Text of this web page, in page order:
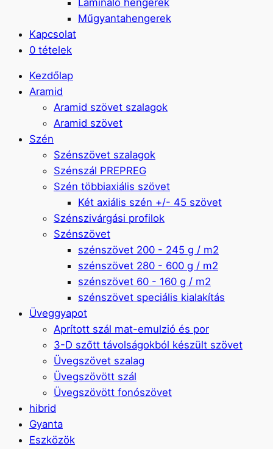
Műgyantahengerek
Kapcsolat
0 tételek
Kezdőlap
Aramid
Aramid szövet szalagok
Aramid szövet
Szén
Szénszövet szalagok
Szénszál PREPREG
Szén többiaxiális szövet
Két axiális szén +/- 45 szövet
Szénszivárgási profilok
Szénszövet
szénszövet 200 - 245 g / m2
szénszövet 280 - 600 g / m2
szénszövet 60 - 160 g / m2
szénszövet speciális kialakítás
Üveggyapot
Aprított szál mat-emulzió és por
3-D szőtt távolságokból készült szövet
Üvegszövet szalag
Üvegszövött szál
Üvegszövött fonószövet
hibrid
Gyanta
Eszközök